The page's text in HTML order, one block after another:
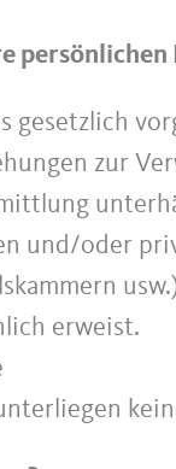
gesetzlich
zur
und/oder
erweist.